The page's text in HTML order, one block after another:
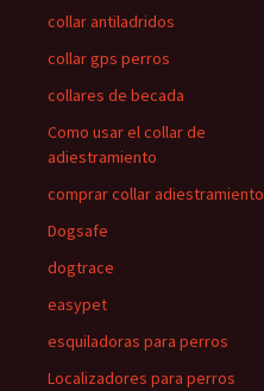
collar antiladridos
collar gps perros
collares de becada
Como usar el collar de
adiestramiento
comprar collar adiestramiento
Dogsafe
dogtrace
easypet
esquiladoras para perros
Localizadores para perros